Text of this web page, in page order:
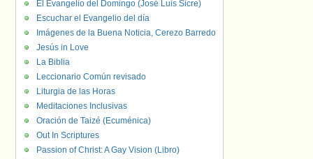
El Evangelio del Domingo (José Luis Sicre)
Escuchar el Evangelio del día
Imágenes de la Buena Noticia, Cerezo Barredo
Jesús in Love
La Biblia
Leccionario Común revisado
Liturgia de las Horas
Meditaciones Inclusivas
Oración de Taizé (Ecuménica)
Out In Scriptures
Passion of Christ: A Gay Vision (Libro)